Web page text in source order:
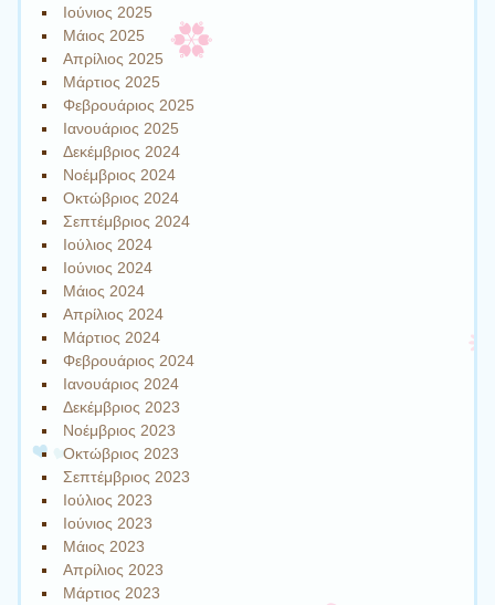
Ιούνιος 2025
Μάιος 2025
Απρίλιος 2025
Μάρτιος 2025
Φεβρουάριος 2025
Ιανουάριος 2025
Δεκέμβριος 2024
Νοέμβριος 2024
Οκτώβριος 2024
Σεπτέμβριος 2024
Ιούλιος 2024
Ιούνιος 2024
Μάιος 2024
Απρίλιος 2024
Μάρτιος 2024
Φεβρουάριος 2024
Ιανουάριος 2024
Δεκέμβριος 2023
Νοέμβριος 2023
Οκτώβριος 2023
Σεπτέμβριος 2023
Ιούλιος 2023
Ιούνιος 2023
Μάιος 2023
Απρίλιος 2023
Μάρτιος 2023